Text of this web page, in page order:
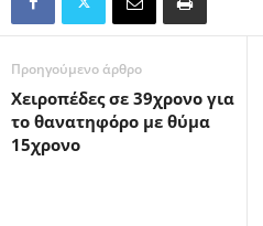
Προηγούμενο άρθρο
Χειροπέδες σε 39χρονο για
το θανατηφόρο με θύμα
15χρονο